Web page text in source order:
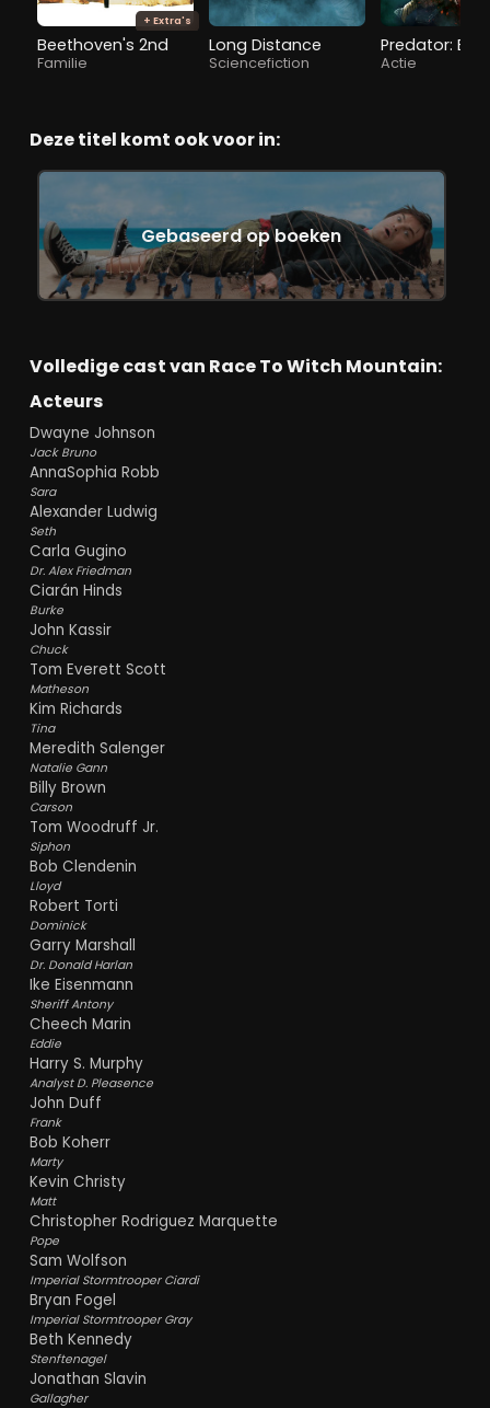
+ Extra's
Beethoven's 2nd
Familie
Long Distance
Sciencefiction
Predator:
Actie
Deze titel komt ook voor in:
Gebaseerd op boeken
Volledige cast van Race To Witch Mountain:
Acteurs
Dwayne Johnson
Jack Bruno
AnnaSophia Robb
Sara
Alexander Ludwig
Seth
Carla Gugino
Dr. Alex Friedman
Ciarán Hinds
Burke
John Kassir
Chuck
Tom Everett Scott
Matheson
Kim Richards
Tina
Meredith Salenger
Natalie Gann
Billy Brown
Carson
Tom Woodruff Jr.
Siphon
Bob Clendenin
Lloyd
Robert Torti
Dominick
Garry Marshall
Dr. Donald Harlan
Ike Eisenmann
Sheriff Antony
Cheech Marin
Eddie
Harry S. Murphy
Analyst D. Pleasence
John Duff
Frank
Bob Koherr
Marty
Kevin Christy
Matt
Christopher Rodriguez Marquette
Pope
Sam Wolfson
Imperial Stormtrooper Ciardi
Bryan Fogel
Imperial Stormtrooper Gray
Beth Kennedy
Stenftenagel
Jonathan Slavin
Gallagher